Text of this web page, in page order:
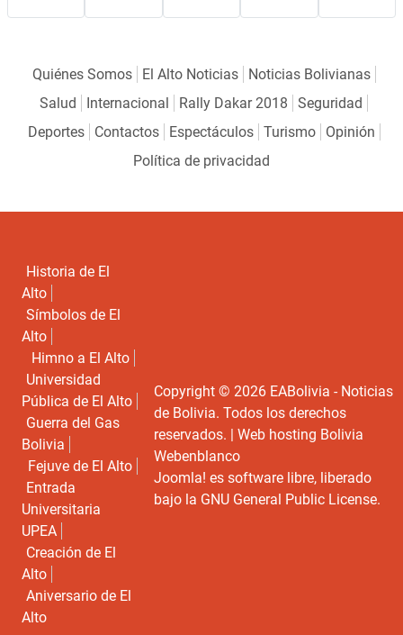
Quiénes Somos El Alto Noticias
Noticias Bolivianas
Salud
Internacional Rally Dakar 2018
Seguridad
Deportes
Contactos Espectáculos Turismo
Opinión
Política de privacidad
Historia de El
Alto
Símbolos de El
Alto
Himno a El Alto
Universidad
Pública de El Alto
Guerra del Gas
Bolivia
Fejuve de El Alto
Entrada
Universitaria
UPEA
Creación de El
Alto
Aniversario de El
Alto
Copyright © 2026 EABolivia - Noticias
de Bolivia. Todos los derechos
reservados. |Web hosting Bolivia
Webenblanco
Joomla! es software libre, liberado
bajo la GNU General Public License.